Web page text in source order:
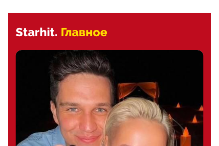
Starhit. Главное